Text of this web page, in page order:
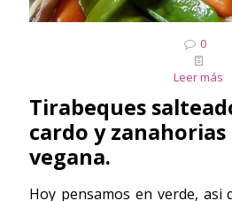
0
Leer más
Tirabeques
cardo y zanahorias
vegana.
Hoy pensamos en verde, asi